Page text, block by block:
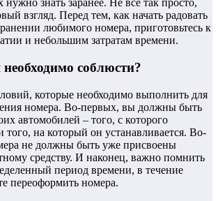
нужно знать заранее. Не все так просто,
взгляд. Перед тем, как начать радовать
любимого номера, приготовьтесь к
и небольшим затратам времени.
соблюсти?
которые необходимо выполнить для
номера. Во-первых, вы должны быть
автомобилей – того, с которого
того, на который он устанавливается. Во-
не должны быть уже присвоены
средству. И наконец, важно помнить
период времени, в течение
переоформить номера.